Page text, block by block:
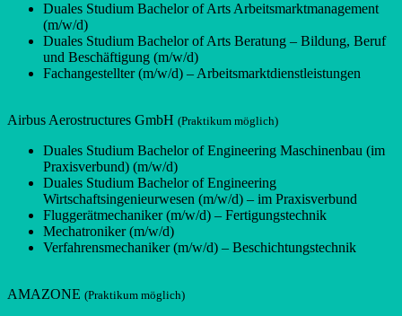
Duales Studium Bachelor of Arts Arbeitsmarktmanagement
(m/w/d)
Duales Studium Bachelor of Arts Beratung – Bildung, Beruf
und Beschäftigung (m/w/d)
Fachangestellter (m/w/d) – Arbeitsmarktdienstleistungen
Airbus Aerostructures GmbH (Praktikum möglich)
Duales Studium Bachelor of Engineering Maschinenbau (im
Praxisverbund) (m/w/d)
Duales Studium Bachelor of Engineering
Wirtschaftsingenieurwesen (m/w/d) – im Praxisverbund
Fluggerätmechaniker (m/w/d) – Fertigungstechnik
Mechatroniker (m/w/d)
Verfahrensmechaniker (m/w/d) – Beschichtungstechnik
AMAZONE (Praktikum möglich)